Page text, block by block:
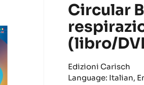
Circular
(libro/
Edizioni Carisch
Language: Italian,